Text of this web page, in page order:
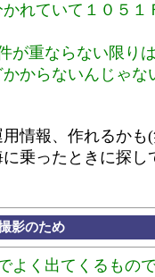
れていて１０５
が重ならない限り
からないんじゃな
情報、作れるかも
乗ったときに探し
影のため
よく出てくるもの